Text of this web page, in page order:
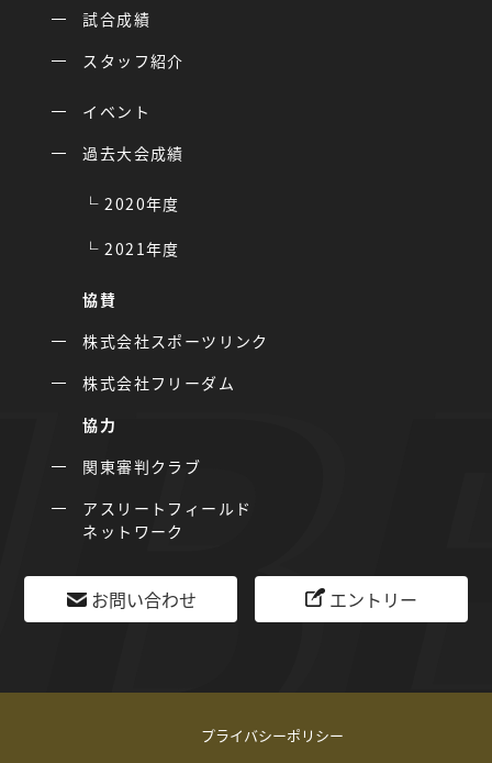
試合成績
スタッフ紹介
イベント
過去大会成績
2020年度
2021年度
協賛
株式会社スポーツリンク
株式会社フリーダム
協力
関東審判クラブ
アスリートフィールド
ネットワーク
お問い合わせ エントリー
プライバシーポリシー